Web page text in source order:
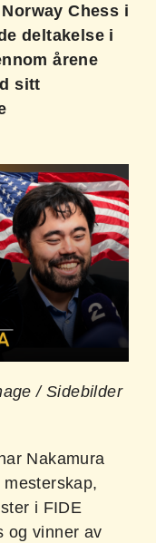
Chess i
deltakelse i
årene
sitt
/ Sidebilder
Nakamura
i FIDE
og vinner av